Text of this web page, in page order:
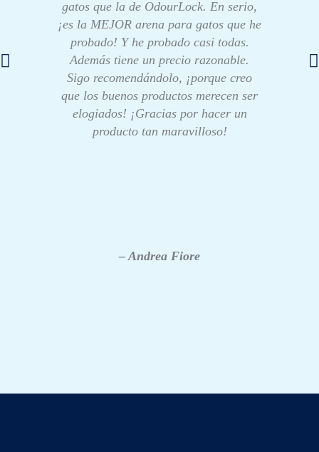
gatos que la de OdourLock. En serio,
¡es la MEJOR arena para gatos que he
probado! Y he probado casi todas.
Además tiene un precio razonable.
Sigo recomendándolo, ¡porque creo
que los buenos productos merecen ser
elogiados! ¡Gracias por hacer un
producto tan maravilloso!
– Andrea Fiore